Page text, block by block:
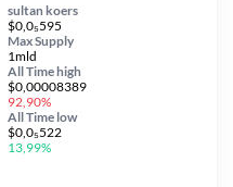
sultan koers
$0,0₅595
Max Supply
1mld
All Timehigh
$0,00008389
92,90%
All Time low
$0,0₅522
13,99%